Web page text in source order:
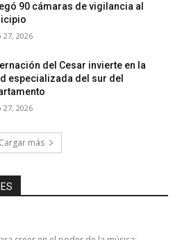
90 cámaras de vigilancia al
27, 2026
del Cesar invierte en la
especializada del sur del
27, 2026
Cargar más